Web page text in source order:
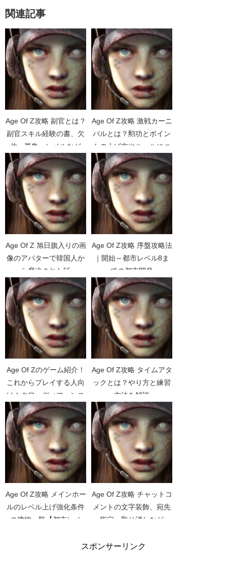
関連記事
Age Of Z攻略 副官とは？
副官スキル経験の書、欠
片、募集、レベルなど
Age Of Z攻略 激戦カーニ
バルとは？勲功とポイン
トの上げ方やルールにつ
いて
Age Of Z 旭日旗入りの画
像のアバターで韓国人か
ら脅迫された話
Age Of Z攻略 序盤攻略法
｜開始～都市レベル8ま
での都市開発
Age Of Zのゲーム紹介！
これからプレイする人向
け！タワーディフェンス
やゾンビ防衛戦(シューテ
ィング)もあるストラテジ
ー
Age Of Z攻略 タイムアタ
ックとは？やり方と練習
方法を解説
【TimeAttack】
Age Of Z攻略 メインホー
ルのレベル上げ強化条件
の建物一覧【都市レベ
Age Of Z攻略 チャットコ
メントの文字装飾、宛先
指定、取り消しなど
スポンサーリンク